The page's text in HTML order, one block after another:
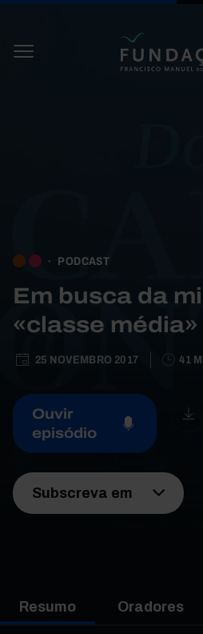
PODCAST
Em busca da
«classe média»
25 NOVEMBRO 2017 41
Ouvir
episódio
Subscreva em
Resumo Oradores